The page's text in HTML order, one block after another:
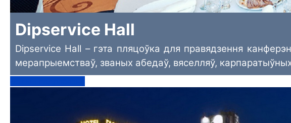
Dipservice Hall
Dipservice Hall – гэта пляцоўка для правядзення
мерапрыемстваў, званых абедаў, вяселляў,